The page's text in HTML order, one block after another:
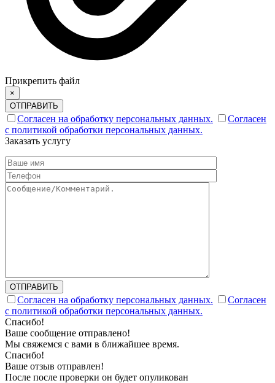
Прикрепить файл
×
ОТПРАВИТЬ
Согласен на обработку персональных данных.
Согласен
с политикой обработки персональных данных.
Заказать услугу
ОТПРАВИТЬ
Согласен на обработку персональных данных.
Согласен
с политикой обработки персональных данных.
Спасибо!
Ваше сообщение отправлено!
Мы свяжемся с вами в ближайшее время.
Спасибо!
Ваше отзыв отправлен!
После после проверки он будет опуликован